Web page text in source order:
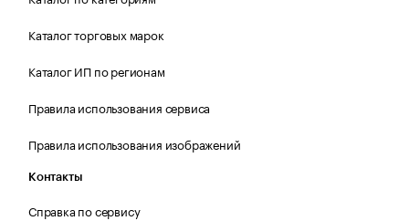
Каталог торговых марок
Каталог ИП по регионам
Правила использования сервиса
Правила использования изображений
Контакты
Справка по сервису